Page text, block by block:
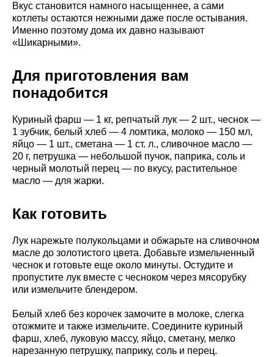
Вкус становится намного насыщеннее, а сами
котлеты остаются нежными даже после остывания.
Именно поэтому дома их давно называют
«Шикарными».
Для приготовления вам
понадобится
Куриный фарш — 1 кг, репчатый лук — 2 шт., чеснок —
1 зубчик, белый хлеб — 4 ломтика, молоко — 150 мл,
яйцо — 1 шт., сметана — 1 ст. л., сливочное масло —
20 г, петрушка — небольшой пучок, паприка, соль и
черный молотый перец — по вкусу, растительное
масло — для жарки.
Как готовить
Лук нарежьте полукольцами и обжарьте на сливочном
масле до золотистого цвета. Добавьте измельченный
чеснок и готовьте еще около минуты. Остудите и
пропустите лук вместе с чесноком через мясорубку
или измельчите блендером.
Белый хлеб без корочек замочите в молоке, слегка
отожмите и также измельчите. Соедините куриный
фарш, хлеб, луковую массу, яйцо, сметану, мелко
нарезанную петрушку, паприку, соль и перец.